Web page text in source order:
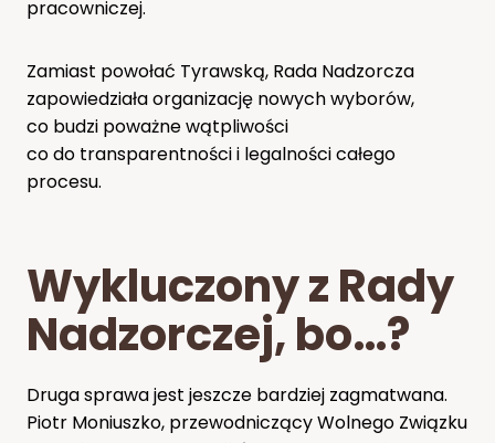
pracowniczej.
Zamiast powołać Tyrawską, Rada Nadzorcza
zapowiedziała organizację nowych wyborów,
co budzi poważne wątpliwości
co do transparentności i legalności całego
procesu.
Wykluczony z Rady
Nadzorczej, bo…?
Druga sprawa jest jeszcze bardziej zagmatwana.
Piotr Moniuszko, przewodniczący Wolnego Związku